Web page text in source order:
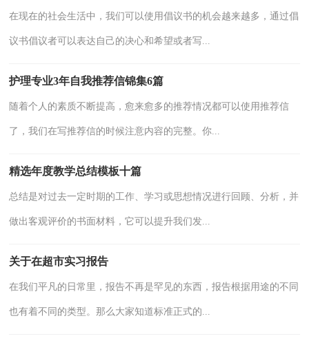
在现在的社会生活中，我们可以使用倡议书的机会越来越多，通过倡
议书倡议者可以表达自己的决心和希望或者写...
护理专业3年自我推荐信锦集6篇
随着个人的素质不断提高，愈来愈多的推荐情况都可以使用推荐信
了，我们在写推荐信的时候注意内容的完整。你...
精选年度教学总结模板十篇
总结是对过去一定时期的工作、学习或思想情况进行回顾、分析，并
做出客观评价的书面材料，它可以提升我们发...
关于在超市实习报告
在我们平凡的日常里，报告不再是罕见的东西，报告根据用途的不同
也有着不同的类型。那么大家知道标准正式的...